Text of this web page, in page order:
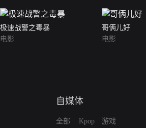
极速战警之毒暴
电影
哥俩儿好
电影
自媒体
全部
Kpop
游戏